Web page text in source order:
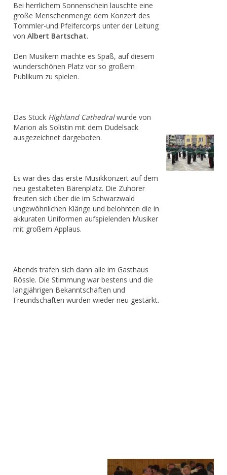
Bei herrlichem Sonnenschein lauschte eine
große Menschenmenge dem Konzert des
Tommler-und Pfeifercorps unter der Leitung
von Albert Bartschat.
Den Musikern machte es Spaß, auf diesem
wunderschönen Platz vor so großem
Publikum zu spielen.
Das Stück Highland Cathedralwurde von
Marion als Solistin mit dem Dudelsack
ausgezeichnet dargeboten.
Es war dies das erste Musikkonzert auf dem
neu gestalteten Bärenplatz. Die Zuhörer
freuten sich über die im Schwarzwald
ungewöhnlichen Klänge und belohnten die in
akkuraten Uniformen aufspielenden Musiker
mit großem Applaus.
Abends trafen sich dann alle im Gasthaus
Rössle. Die Stimmung war bestens und die
langjährigen Bekanntschaften und
Freundschaften wurden wieder neu gestärkt.